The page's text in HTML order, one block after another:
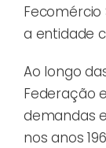
a entidade
Ao longo
Federação
demandas
nos anos